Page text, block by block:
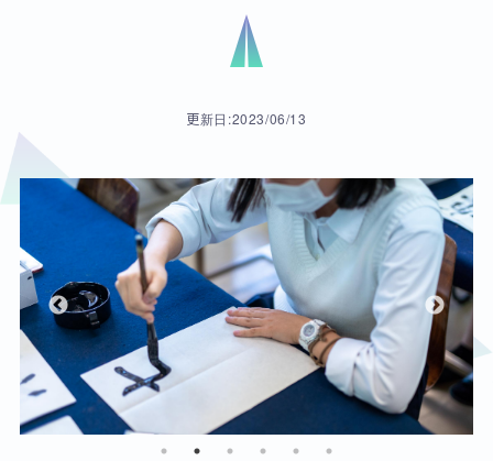
更新日:2023/06/13